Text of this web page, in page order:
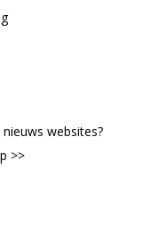
websites?
>>